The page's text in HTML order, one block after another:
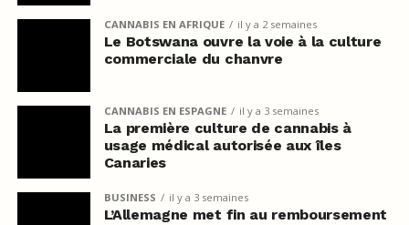
CANNABIS EN AFRIQUE il y a 2 semaines
Le Botswana ouvre la voie à la culture
commerciale du chanvre
CANNABIS EN ESPAGNE il y a 3 semaines
La première culture de cannabis à
usage médical autorisée aux îles
Canaries
BUSINESS il y a 3 semaines
L’Allemagne met fin au remboursement